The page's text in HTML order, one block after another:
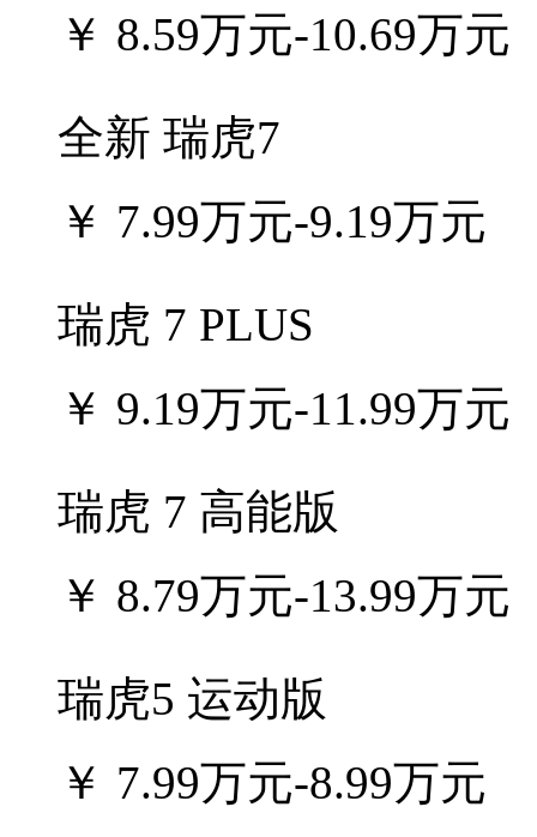
￥ 8.59万元-10.69万元
全新 瑞虎7
￥ 7.99万元-9.19万元
瑞虎 7 PLUS
￥ 9.19万元-11.99万元
瑞虎 7 高能版
￥ 8.79万元-13.99万元
瑞虎5 运动版
￥ 7.99万元-8.99万元